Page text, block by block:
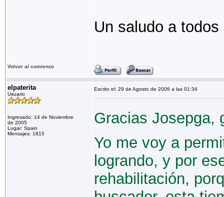
Un saludo a todos
Volver al comienzo
elpaterita
Usuario
Ingresado: 14 de Noviembre
de 2005
Lugar: Spain
Mensajes: 1815
Escrito el: 29 de Agosto de 2006 a las 01:34
Gracias Josepga,
Yo me voy a
logrando, y por
rehabilitación,